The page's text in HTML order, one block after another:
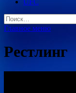
UFC
Найти:
Главное меню
Рестлинг